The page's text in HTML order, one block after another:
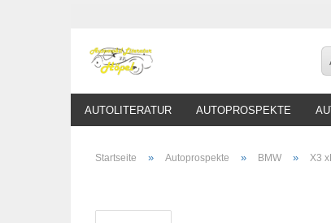
AUTOLITERATUR AUTOPROSPEKTE
Startseite » Autoprospekte » BMW » X3